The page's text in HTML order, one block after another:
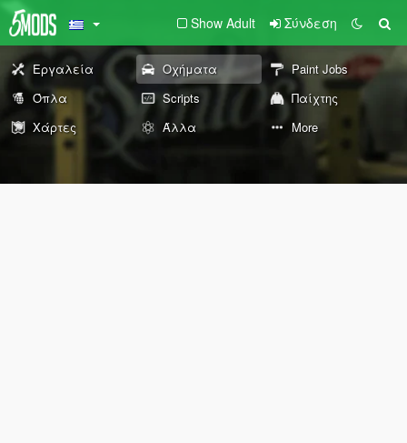
Show Adult Σύνδεση
Εργαλεία Οχήματα
Paint Jobs
Όπλα
Scripts
Παίχτης
Χάρτες
Άλλα More